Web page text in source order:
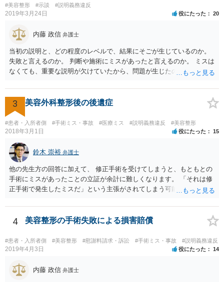
したこと 「せいで」と強調した点が，内藤先生のご指摘なさる「相当
因果関係」です。 手術のミスと関係のないことまでは責任追及ができ
しく悪くなってしまったとか， 手術のミスの結果，入院期間が延びて
しまったとかいう事情があれば， 追加請求が可能な余地があります。
ただし，手術代の返金に応じた際に「これ以上金銭の請求はしませ
ん」という趣旨の合意をしてしまっていると， 上記の請求は，基本的
には困難となります。
#美容整形 #示談 #説明義務違反
2019年3月24日 役にたった 20
内藤 政信 弁護士
当初の説明と、どの程度のレベルで、結果にそごが生じているのか。
失敗と言えるのか。 判断や施術にミスがあったと言えるのか。 ミスは
なくても、重要な説明が欠けていたから、問題が生じたのか。 美容整
3 美容外科整形後の後遺症
#患者・入所者側 #手術ミス・事故 #医療ミス #説明義務違反 #美容整形
2018年3月1日 役にたった 15
鈴木 崇裕 弁護士
他の先生方の回答に加えて、 修正手術を受けてしまうと、もともとの
手術にミスがあったことの立証が余計に難しくなります。 「それは修
正手術で発生したミスだ」という主張がされてしまう可能性があるか
検討なさっているのであれば、修正手術を受けるまえに弁護士に相談
して対応を決めることを強くお勧めいたします。
4 美容整形の手術失敗による損害賠償
#患者・入所者側 #美容整形 #慰謝料請求・訴訟 #手術ミス・事故 #説明義務違反
2019年4月3日 役にたった 14
内藤 政信 弁護士